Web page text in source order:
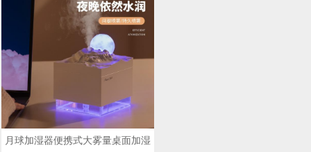
月球加湿器便携式大雾量桌面加湿